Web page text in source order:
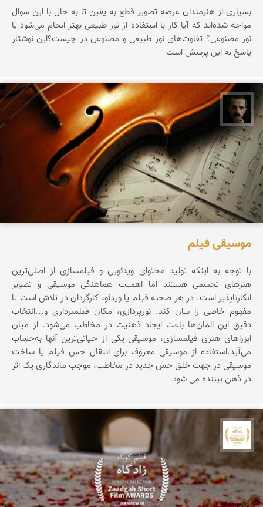
بسیاری از هنرمندان عرصه تصویر قطع به یقین تا به حال با این سوال
مواجه شده‌اند که آیا کار با استفاده از نور طبیعی بهتر انجام می‌شود یا
نور مصنوعی؟ تفاوت‌های نور طبیعی و مصنوعی در چیست؟این نوشتار
پاسخ به این پرسش است
عباس رحمانی
موسیقی فیلم
با توجه به اینکه تولید محتوای ویدئویی و فیلمسازی از اصلی‌ترین
هنرهای تجسمی هستند اما اهمیت هماهنگی موسیقی و تصویر
انکارناپذیر است. در هر صحنه فیلم یا ویدئو، کارگردان در تلاش است تا
مفهوم خاصی را بیان کند. نورپردازی، مکان فیلمبرداری و...انتخاب
دقیق این المان‌ها باعث ایجاد ذهنیت در مخاطب می‌شود. از میان
ابزراهای هنری فیلمسازی، موسیقی یکی از حیاتی‌ترین آنها به‌حساب
می‌آید.استفاده از موسیقی معروف برای انتقال حس فیلم یا ساخت
موسیقی در جهت خلق حس جدید در مخاطب، موجب ماندگاری یک اثر
در ذهن بیننده می شود.